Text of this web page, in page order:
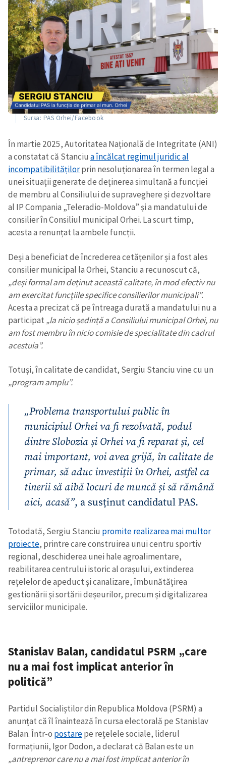
Sursa: PAS Orhei/Facebook
În martie 2025, Autoritatea Națională de Integritate (ANI)
a constatat că Stanciu a încălcat regimul juridic al
incompatibilitățilorprin nesoluționarea în termen legal a
unei situații generate de deținerea simultană a funcției
de membru al Consiliului de supraveghere și dezvoltare
al IP Compania „Teleradio-Moldova” și a mandatului de
consilier în Consiliul municipal Orhei. La scurt timp,
acesta a renunțat la ambele funcții.
Deși a beneficiat de încrederea cetățenilor și a fost ales
consilier municipal la Orhei, Stanciu a recunoscut că,
„deși formal am deținut această calitate, în mod efectiv nu
am exercitat funcțiile specifice consilierilor municipali”.
Acesta a precizat că pe întreaga durată a mandatului nu a
participat „la nicio ședință a Consiliului municipal Orhei, nu
am fost membru în nicio comisie de specialitate din cadrul
acestuia”.
Totuși, în calitate de candidat, Sergiu Stanciu vine cu un
„program amplu”.
„Problema transportului public în
municipiul Orhei va fi rezolvată, podul
dintre Slobozia și Orhei va fi reparat și, cel
mai important, voi avea grijă, în calitate de
primar, să aduc investiții în Orhei, astfel ca
tinerii să aibă locuri de muncă și să rămână
aici, acasă”, a susținut candidatul PAS.
Totodată, Sergiu Stanciu promite realizarea mai multor
proiecte, printre care construirea unui centru sportiv
regional, deschiderea unei hale agroalimentare,
reabilitarea centrului istoric al orașului, extinderea
rețelelor de apeduct și canalizare, îmbunătățirea
gestionării și sortării deșeurilor, precum și digitalizarea
serviciilor municipale.
Stanislav Balan, candidatul PSRM „care
nu a mai fost implicat anterior în
politică”
Partidul Socialiștilor din Republica Moldova (PSRM) a
anunțat că îl înaintează în cursa electorală pe Stanislav
Balan. Într-o postarepe rețelele sociale, liderul
formațiunii, Igor Dodon, a declarat că Balan este un
„antreprenor care nu a mai fost implicat anterior în